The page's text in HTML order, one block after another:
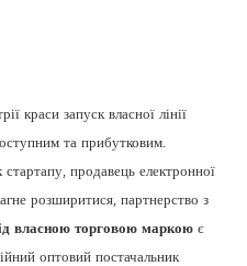
краси запуск власної лінії
та прибутковим.
продавець електронної
розширитися, партнерство з
власною торговою маркою є
оптовий постачальник